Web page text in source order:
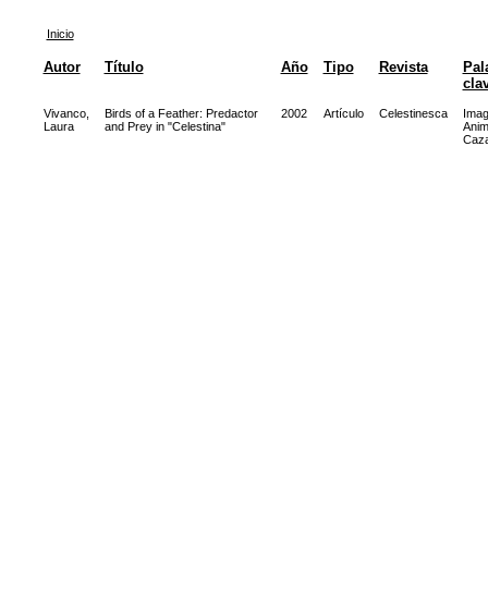
Inicio
Autor Título Año Tipo Revista
Vivanco,
Laura
Birds of a Feather: Predactor
and Prey in "Celestina"
2002 Artículo Celestinesca